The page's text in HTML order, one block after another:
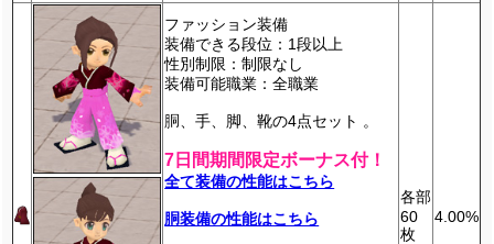
ファッション装備
装備できる段位：1段以上
性別制限：制限なし
装備可能職業：全職業
胴、手、脚、靴の4点セット 。
7日間期間限定ボーナス付！
全て装備の性能はこちら
胴装備の性能はこちら
各部
60
枚
4.00%